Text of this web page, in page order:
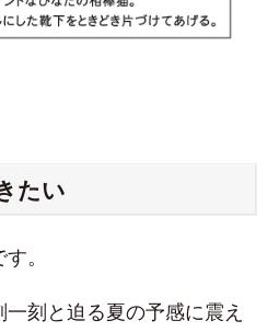
たい
。
刻と迫る夏の予感に震え